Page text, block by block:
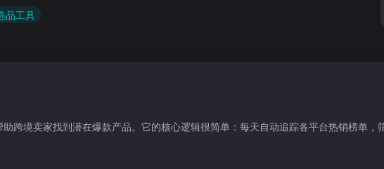
品工具
跨境卖家找到潜在爆款产品。它的核心逻辑很简单：每天自动追踪各平台热销榜单，